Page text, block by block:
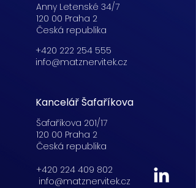
Anny Letenské 34/7
120 00 Praha 2
Česká republika
+420 222 254 555
info@matznervitek.cz
Kancelář Šafaříkova
Šafaříkova 201/17
120 00 Praha 2
Česká republika
+420 224 409 802
info@matznervitek.cz